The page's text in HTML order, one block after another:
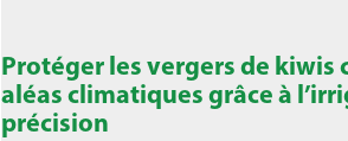
Protéger les vergers de kiwis
aléas climatiques grâce à
précision